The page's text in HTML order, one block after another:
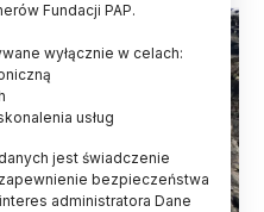
Fundacji PAP.
wyłącznie w celach:
usług
jest świadczenie
bezpieczeństwa
administratora Dane